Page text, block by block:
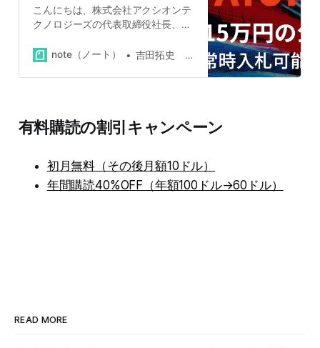
こんにちは、株式会社アクシオンテ
クノロジーズの代表取締役社長、吉
まして常時開催型の公募を開始しま
も弊社に1口15万3,000円で投資でき
前からサイズをより細かくしてほし
いという要望を頂いていました。 常
す。15万3,000円の入札をいただ
き、それを都度都度、登記する事務
note（ノート） 吉田拓史 株式会社アクシオンテクノロジーズ代表取締役
有料購読の割引キャンペーン
初月無料（その後月額10ドル）
年間購読40%OFF（年額100ドル→60ドル）
READ MORE